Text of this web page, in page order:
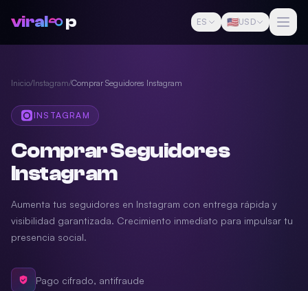
viral p ES 🇺🇸USD
Inicio/Instagram/Comprar Seguidores Instagram
INSTAGRAM
Comprar Seguidores
Instagram
Aumenta tus seguidores en Instagram con entrega rápida y
visibilidad garantizada. Crecimiento inmediato para impulsar tu
presencia social.
Pago cifrado, antifraude